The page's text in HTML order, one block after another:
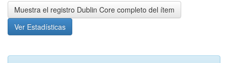
Muestra el registro Dublin Core completo del ítem
Ver Estadísticas